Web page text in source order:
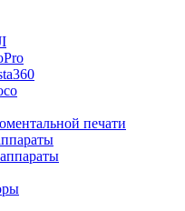
печати